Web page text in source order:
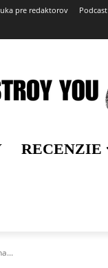
pre redaktorov Podcast
RECENZIE